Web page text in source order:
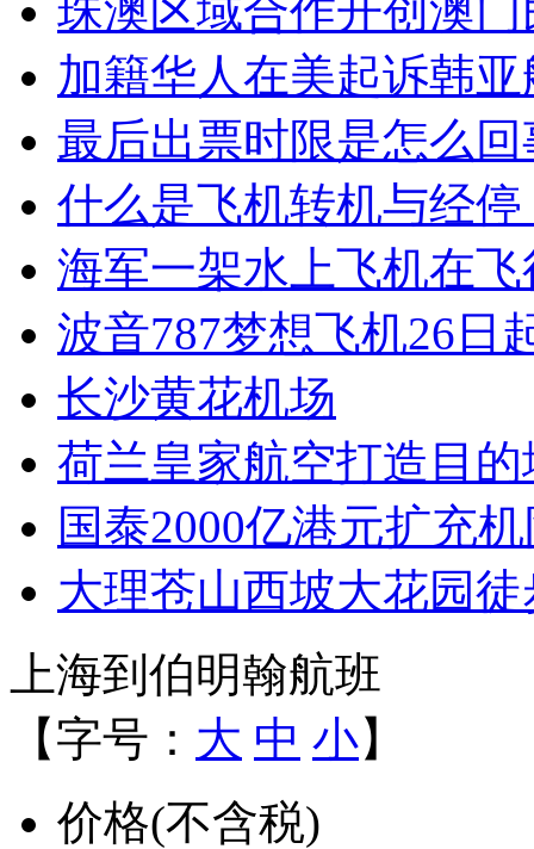
珠澳区域合作开创澳
加籍华人在美起诉韩
最后出票时限是怎么回
什么是飞机转机与经停
海军一架水上飞机在
波音787梦想飞机26日
长沙黄花机场
荷兰皇家航空打造目
国泰2000亿港元扩充
大理苍山西坡大花园徒
上海到伯明翰航班
【字号： 大 中 小】
价格(不含税)